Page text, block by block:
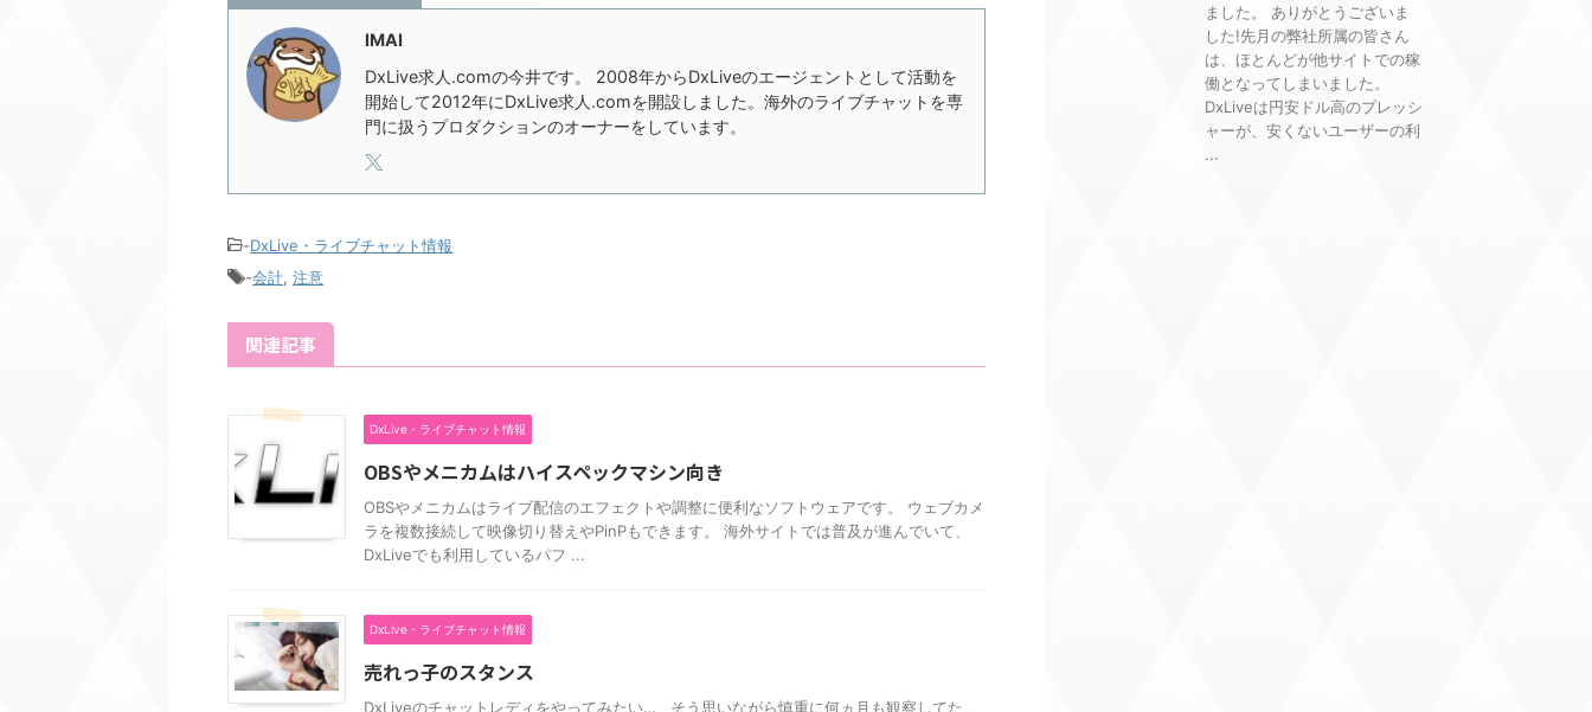
IMAI
DxLive求人.comの今井です。 2008年からDxLiveのエージェントとして活動を
開始して2012年にDxLive求人.comを開設しました。海外のライブチャットを専
門に扱うプロダクションのオーナーをしています。
-DxLive・ライブチャット情報
-会計, 注意
関連記事
DxLive・ライブチャット情報
OBSやメニカムはハイスペックマシン向き
OBSやメニカムはライブ配信のエフェクトや調整に便利なソフトウェアです。 ウェブカメ
ラを複数接続して映像切り替えやPinPもできます。 海外サイトでは普及が進んでいて、
DxLiveでも利用しているパフ ...
DxLive・ライブチャット情報
売れっ子のスタンス
DxLiveのチャットレディをやってみたい… そう思いながら慎重に何ヵ月も観察してた、
ました。 ありがとうございま
した!先月の弊社所属の皆さん
は、ほとんどが他サイトでの稼
働となってしまいました。
DxLiveは円安ドル高のプレッシ
ャーが、安くないユーザーの利
...